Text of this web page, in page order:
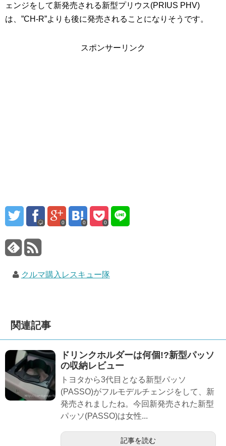
ェンジをして新発売される新型プリウス(PRIUS PHV)
は、”CH-R”よりも後に発売されることになりそうです。
スポンサーリンク
0 0 0
クルマ購入レスキュー隊
関連記事
ドリンクホルダーは何個!?新型パッソ
の収納レビュー
トヨタから3代目となる新型パッソ
(PASSO)がフルモデルチェンジをして、新
発売されましたね。今回新発売された新型
パッソ(PASSO)は女性...
記事を読む